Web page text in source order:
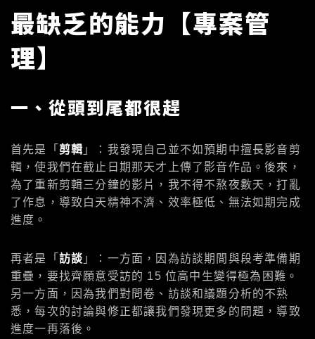
最缺乏的能力【專案管
理】
一、從頭到尾都很趕
首先是「 剪輯 」：我發現自己並不如預期中擅長影音剪
輯，使我們在截止日期那天才上傳了影音作品。後來，
為了重新剪輯三分鐘的影片，我不得不熬夜數天，打亂
了作息，導致白天精神不濟、效率極低、無法如期完成
進度。
再者是「 訪談 」：一方面，因為訪談期間與段考準備期
重疊，要找齊願意受訪的 15 位高中生變得極為困難。
另一方面，因為我們對問卷、訪談和議題分析的不熟
悉，每次的討論與修正都讓我們發現更多的問題，導致
進度一再落後。